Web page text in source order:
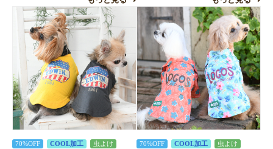
70%OFF COOL加工
虫よけ
70%OFF COOL加工
虫よけ